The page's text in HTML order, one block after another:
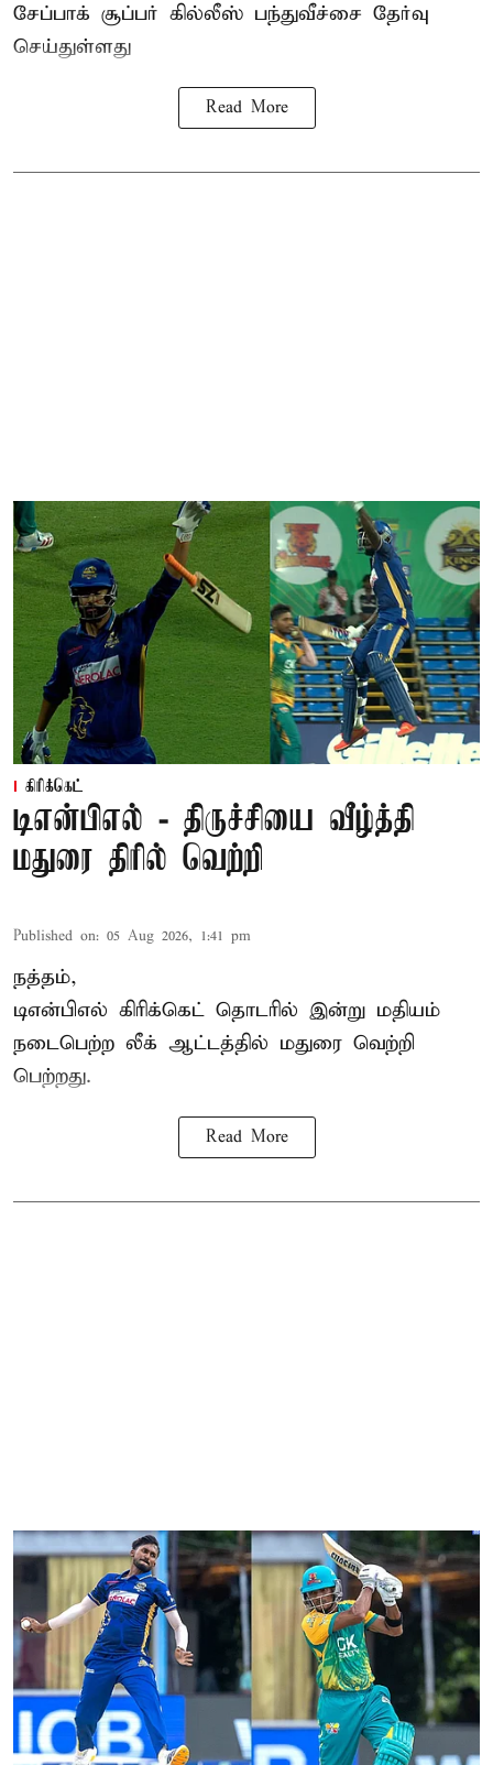
சேப்பாக் சூப்பர் கில்லீஸ் பந்துவீச்சை தேர்வு
செய்துள்ளது
Read More
கிரிக்கெட்
டிஎன்பிஎல் - திருச்சியை வீழ்த்தி
மதுரை திரில் வெற்றி
Published on: 05 Aug 2026, 1:41 pm
நத்தம்,
டிஎன்பிஎல் கிரிக்கெட் தொடரில் இன்று மதியம்
நடைபெற்ற லீக் ஆட்டத்தில் மதுரை வெற்றி
பெற்றது.
Read More